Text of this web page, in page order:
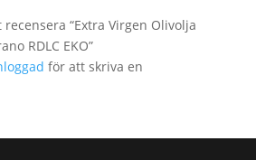
“Extra Virgen Olivolja
RDLC EKO”
för att skriva en